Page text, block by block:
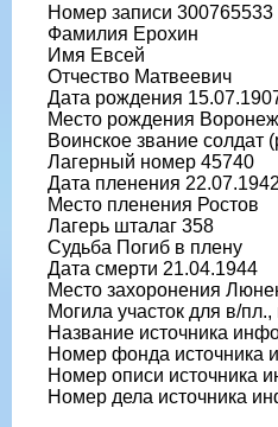
Номер записи 300765533
Фамилия Ерохин
Имя Евсей
Отчество Матвеевич
Дата рождения
Место рождения
Воинское звание солдат
Лагерный номер 45740
Дата пленения 22.07.1942
Место пленения Ростов
Лагерь шталаг 358
Судьба Погиб в плену
Дата смерти 21.04.1944
Место захоронения
Могила участок для в/
Название источника
Номер фонда источника
Номер описи источника
Номер дела источника